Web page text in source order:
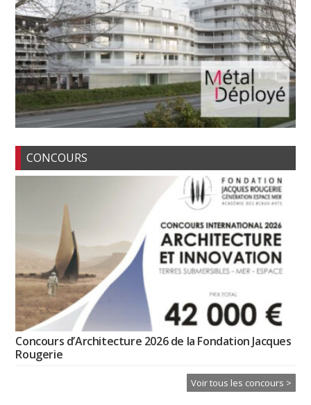
CONCOURS
Concours d’Architecture 2026 de la Fondation Jacques
Rougerie
Voir tous les concours >